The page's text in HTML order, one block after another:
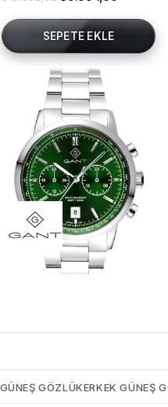
SEPETE EKLE
Gant-G196003
₺13.298,00
₺13.299,00
GÖZLÜKERKEK GÜNEŞ